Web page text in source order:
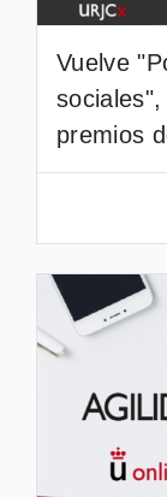
Vuelve
premios